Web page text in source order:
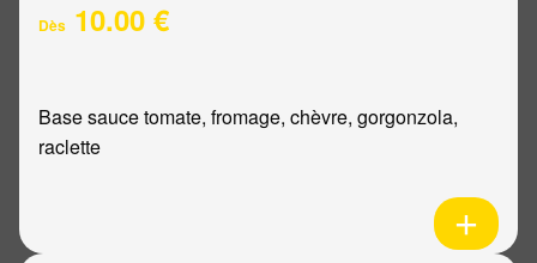
Dès 10.00 €
Base sauce tomate, fromage, chèvre, gorgonzola,
raclette